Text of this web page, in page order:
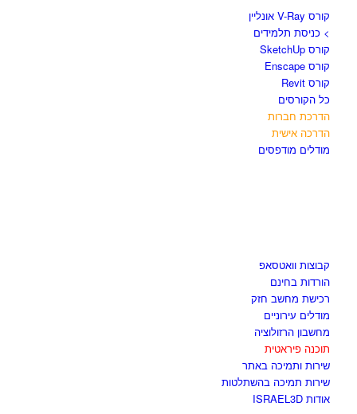
קורס V-Ray אונליין
> כניסת תלמידים
קורס SketchUp
קורס Enscape
קורס Revit
כל הקורסים
הדרכת חברות
הדרכה אישית
מודלים מודפסים
קבוצות וואטסאפ
הורדות בחינם
רכישת מחשב חזק
מודלים עירוניים
מחשבון הרזולוציה
תוכנה פיראטית
שירות ותמיכה באתר
שירות תמיכה בהשתלטות
אודות ISRAEL3D